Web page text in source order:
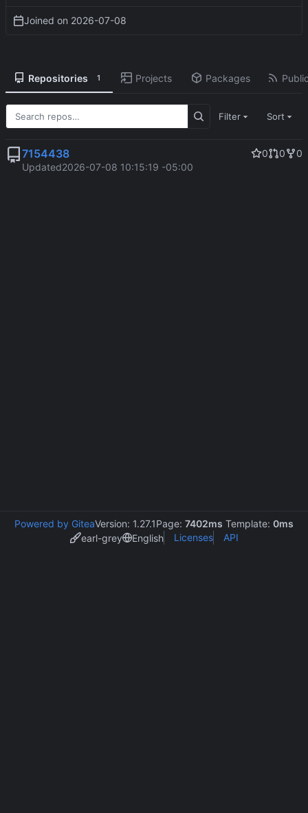
Joined on 2026-07-08
Repositories 1 Projects Packages
Filter Sort
7154438 0 0
0
Updated2026-07-08 10:15:19 -05:00
Powered by GiteaVersion: 1.27.1Page: 7402ms Template: 0ms
earl-grey
English Licenses API